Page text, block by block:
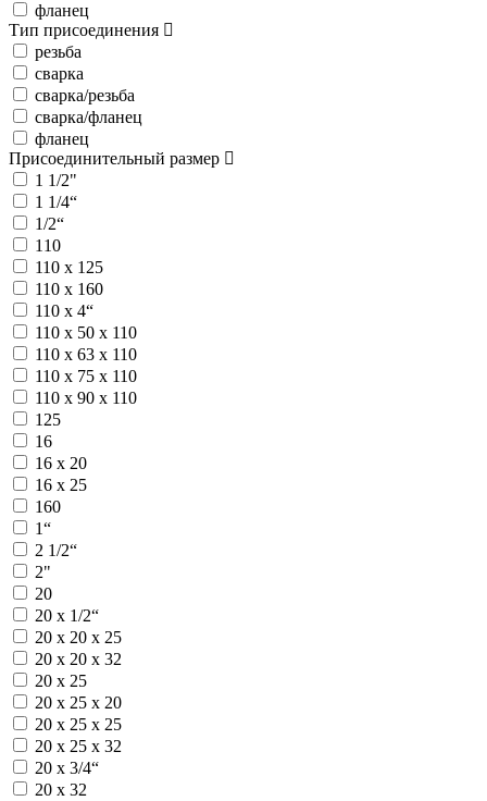
фланец
Тип присоединения
резьба
сварка
сварка/резьба
сварка/фланец
фланец
Присоединительный размер
1 1/2"
1 1/4“
1/2“
110
110 х 125
110 х 160
110 х 4“
110 х 50 х 110
110 х 63 х 110
110 х 75 х 110
110 х 90 х 110
125
16
16 х 20
16 х 25
160
1“
2 1/2“
2"
20
20 х 1/2“
20 х 20 х 25
20 х 20 х 32
20 х 25
20 х 25 х 20
20 х 25 х 25
20 х 25 х 32
20 х 3/4“
20 х 32